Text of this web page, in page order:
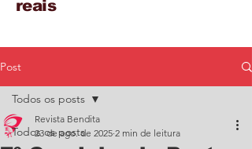
reais
Post
Todos os posts
Todos os posts
Revista Bendita
23 de ago. de 2025 2 min de leitura